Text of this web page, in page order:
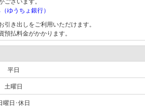
ゆうちょ銀行）
き出しをご利用いただけます。
払料金がかかります。
平日
土曜日
曜日･休日